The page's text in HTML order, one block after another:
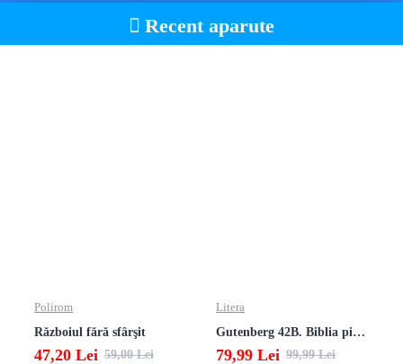
Recent aparute
Polirom
Războiul fără sfârşit
47,20 Lei 59,00 Lei
Litera
Gutenberg 42B. Biblia pierduta
79,99 Lei 99,99 Lei